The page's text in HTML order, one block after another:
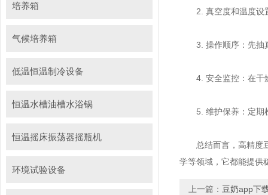
培养箱
气候培养箱
低温恒温制冷设备
恒温水槽油槽水浴锅
恒温摇床振荡器摇瓶机
环境试验设备
2. 真空度和温度设置
3. 操作顺序：先抽
4. 安全监控：在干
5. 维护保养：定期
总结而言，高精度
学等领域，它都能提供
上一篇： 豆奶app下